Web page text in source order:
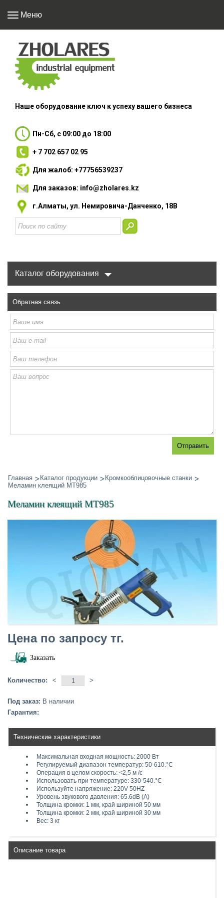
Наше оборудование ключ к успеху вашего бизнеса
Пн-Сб, с 09:00 до 18:00
+ 7 702 657 02 95
Для жалоб: +77756539237
Для заказов: info@zholares.kz
г.Алматы, ул. Немировича-Данченко, 18В
Меню
Каталог оборудования
Обратная связь
Главная Каталог продукции
Кромкооблицовочные станки
Меламин клеящий MT985
Меламин клеящий MT985
Цена по запросу тг.
Заказать
Количество: < >
Под заказ: В наличии
Гарантия:
Технические характеристики
Максимальная входная мощность: 2000 Вт
Регулируемый диапазон температур: 50-610.°С
Операция в целом скорость: <2,5 м /с
Использовать при температуре: 330-540.°C
Используйте напряжение: 220V 50HZ
Уровень звукового давления: 65.6dB (А)
Толщина кромки: 1 мм, край шириной 50 мм
Толщина кромки: 2 мм, край шириной 30 мм
Вес: 3 кг
Описание товара